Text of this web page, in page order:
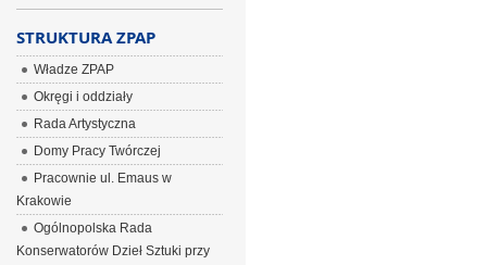
STRUKTURA ZPAP
Władze ZPAP
Okręgi i oddziały
Rada Artystyczna
Domy Pracy Twórczej
Pracownie ul. Emaus w
Krakowie
Ogólnopolska Rada
Konserwatorów Dzieł Sztuki przy